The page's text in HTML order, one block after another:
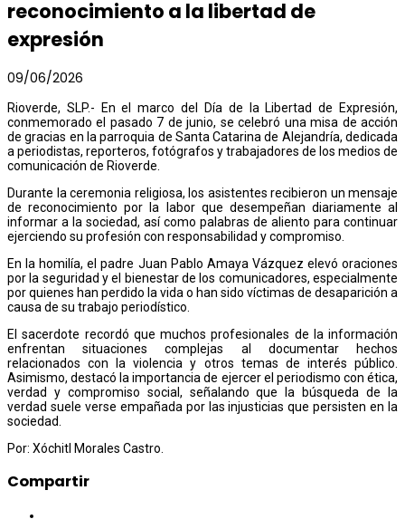
reconocimiento a la libertad de
expresión
09/06/2026
Rioverde, SLP.- En el marco del Día de la Libertad de Expresión,
conmemorado el pasado 7 de junio, se celebró una misa de acción
de gracias en la parroquia de Santa Catarina de Alejandría, dedicada
a periodistas, reporteros, fotógrafos y trabajadores de los medios de
comunicación de Rioverde.
Durante la ceremonia religiosa, los asistentes recibieron un mensaje
de reconocimiento por la labor que desempeñan diariamente al
informar a la sociedad, así como palabras de aliento para continuar
ejerciendo su profesión con responsabilidad y compromiso.
En la homilía, el padre Juan Pablo Amaya Vázquez elevó oraciones
por la seguridad y el bienestar de los comunicadores, especialmente
por quienes han perdido la vida o han sido víctimas de desaparición a
causa de su trabajo periodístico.
El sacerdote recordó que muchos profesionales de la información
enfrentan situaciones complejas al documentar hechos
relacionados con la violencia y otros temas de interés público.
Asimismo, destacó la importancia de ejercer el periodismo con ética,
verdad y compromiso social, señalando que la búsqueda de la
verdad suele verse empañada por las injusticias que persisten en la
sociedad.
Por: Xóchitl Morales Castro.
Compartir